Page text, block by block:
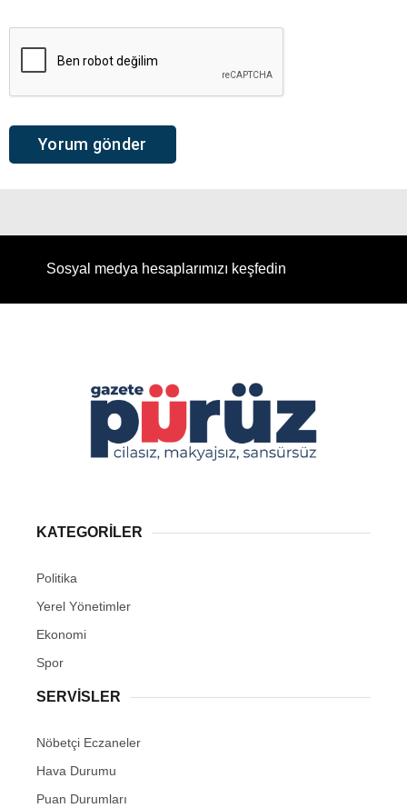
Sosyal medya hesaplarımızı keşfedin
KATEGORİLER
Politika
Yerel Yönetimler
Ekonomi
Spor
SERVİSLER
Nöbetçi Eczaneler
Hava Durumu
Puan Durumları